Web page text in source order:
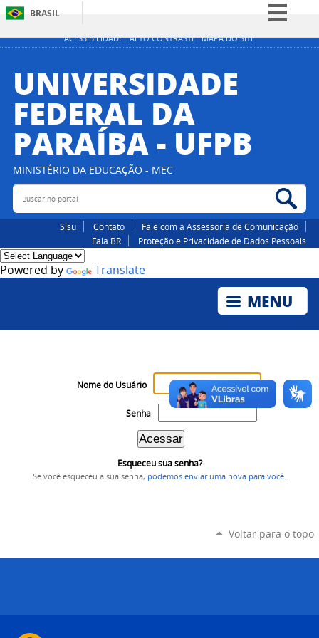
ACESSIBILIDADE ALTO CONTRASTE MAPA DO SITE
BRASIL
Simplifique!
Participe
Acesso à informação
Canais
UNIVERSIDADE
FEDERAL DA
PARAÍBA - UFPB
MINISTÉRIO DA EDUCAÇÃO - MEC
Buscar no portal
Sisu Contato
Fale com a Assessoria de Comunicação
Fala.BR
Proteção e Privacidade de Dados Pessoais
Powered by Translate
Nome do Usuário
Senha
Esqueceu sua senha?
Se você esqueceu a sua senha, podemos enviar uma nova para você
Voltar para o topo